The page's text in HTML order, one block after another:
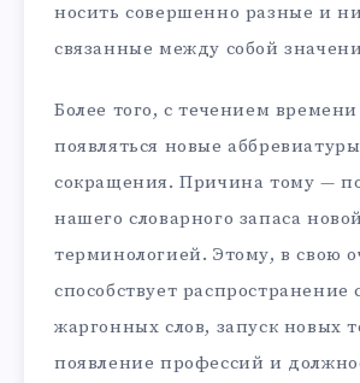
носить совершенно разные и
связанные между собой
Более того, с течением
появляться новые
сокращения. Причина тому —
нашего словарного запаса новой
терминологией. Этому, в свою
способствует распространение
жаргонных слов, запуск новых
появление профессий и